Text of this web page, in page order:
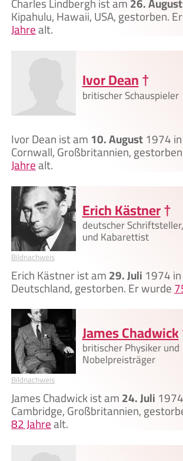
Kipahulu, Hawaii, USA, gestorben.
Jahrealt.
Ivor Dean†
britischer Schauspieler
Ivor Dean ist am10. August1974
Cornwall, Großbritannien,
Jahrealt.
Bildnachweis
Erich Kästner†
deutscher
und Kabarettist
Erich Kästner ist am29. Juli1974
Deutschland, gestorben. Er wurde
Bildnachweis
James Chadwick
britischer Physiker und
Nobelpreisträger
James Chadwick ist am24. Juli
Cambridge, Großbritannien,
82 Jahrealt.